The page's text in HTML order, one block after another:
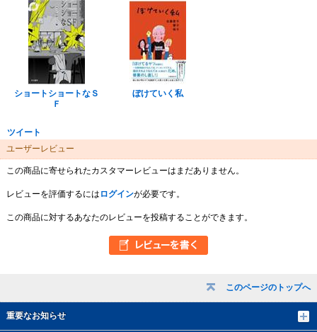
このページのトップへ
重要なお知らせ
ショートショートなＳ
Ｆ
ぼけていく私
ツイート
ユーザーレビュー
この商品に寄せられたカスタマーレビューはまだありません。
レビューを評価するには ログインが必要です。
この商品に対するあなたのレビューを投稿することができます。